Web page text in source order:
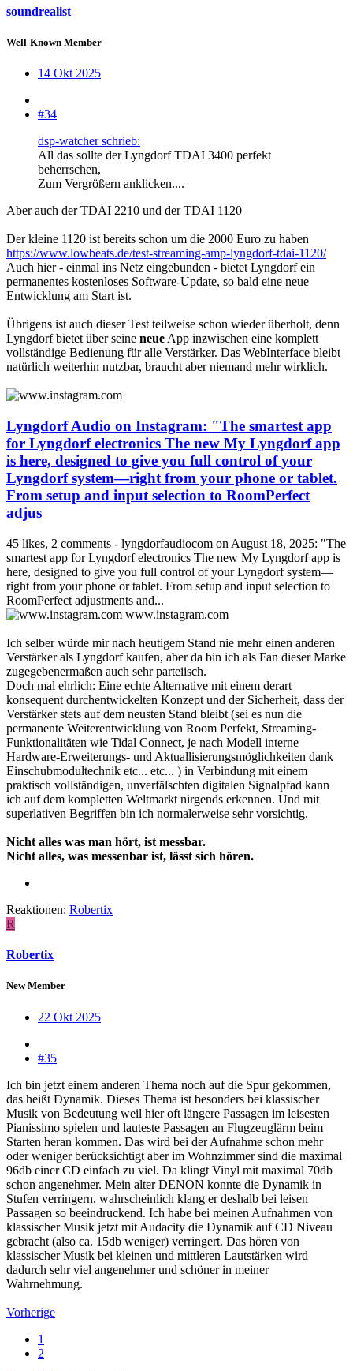
soundrealist
Well-Known Member
14 Okt 2025
#34
dsp-watcher schrieb:
All das sollte der Lyngdorf TDAI 3400 perfekt
beherrschen,
Zum Vergrößern anklicken....
Aber auch der TDAI 2210 und der TDAI 1120
Der kleine 1120 ist bereits schon um die 2000 Euro zu haben
https://www.lowbeats.de/test-streaming-amp-lyngdorf-tdai-1120/
Auch hier - einmal ins Netz eingebunden - bietet Lyngdorf ein
permanentes kostenloses Software-Update, so bald eine neue
Entwicklung am Start ist.
Übrigens ist auch dieser Test teilweise schon wieder überholt, denn
Lyngdorf bietet über seine neueApp inzwischen eine komplett
vollständige Bedienung für alle Verstärker. Das WebInterface bleibt
natürlich weiterhin nutzbar, braucht aber niemand mehr wirklich.
Lyngdorf Audio on Instagram: "The smartest app
for Lyngdorf electronics The new My Lyngdorf app
is here, designed to give you full control of your
Lyngdorf system—right from your phone or tablet.
From setup and input selection to RoomPerfect
adjus
45 likes, 2 comments - lyngdorfaudiocom on August 18, 2025: "The
smartest app for Lyngdorf electronics The new My Lyngdorf app is
here, designed to give you full control of your Lyngdorf system—
right from your phone or tablet. From setup and input selection to
RoomPerfect adjustments and...
www.instagram.com
Ich selber würde mir nach heutigem Stand nie mehr einen anderen
Verstärker als Lyngdorf kaufen, aber da bin ich als Fan dieser Marke
zugegebenermaßen auch sehr parteiisch.
Doch mal ehrlich: Eine echte Alternative mit einem derart
konsequent durchentwickelten Konzept und der Sicherheit, dass der
Verstärker stets auf dem neusten Stand bleibt (sei es nun die
permanente Weiterentwicklung von Room Perfekt, Streaming-
Funktionalitäten wie Tidal Connect, je nach Modell interne
Hardware-Erweiterungs- und Aktuallisierungsmöglichkeiten dank
Einschubmodultechnik etc... etc... ) in Verbindung mit einem
praktisch vollständigen, unverfälschten digitalen Signalpfad kann
ich auf dem kompletten Weltmarkt nirgends erkennen. Und mit
superlativen Begriffen bin ich normalerweise sehr vorsichtig.
Nicht alles was man hört, ist messbar.
Nicht alles, was messenbar ist, lässt sich hören.
Reaktionen: Robertix
R
Robertix
New Member
22 Okt 2025
#35
Ich bin jetzt einem anderen Thema noch auf die Spur gekommen,
das heißt Dynamik. Dieses Thema ist besonders bei klassischer
Musik von Bedeutung weil hier oft längere Passagen im leisesten
Pianissimo spielen und lauteste Passagen an Flugzeuglärm beim
Starten heran kommen. Das wird bei der Aufnahme schon mehr
oder weniger berücksichtigt aber im Wohnzimmer sind die maximal
96db einer CD einfach zu viel. Da klingt Vinyl mit maximal 70db
schon angenehmer. Mein alter DENON konnte die Dynamik in
Stufen verringern, wahrscheinlich klang er deshalb bei leisen
Passagen so beeindruckend. Ich habe bei meinen Aufnahmen von
klassischer Musik jetzt mit Audacity die Dynamik auf CD Niveau
gebracht (also ca. 15db weniger) verringert. Das hören von
klassischer Musik bei kleinen und mittleren Lautstärken wird
dadurch sehr viel angenehmer und schöner in meiner
Wahrnehmung.
Vorherige
1
2